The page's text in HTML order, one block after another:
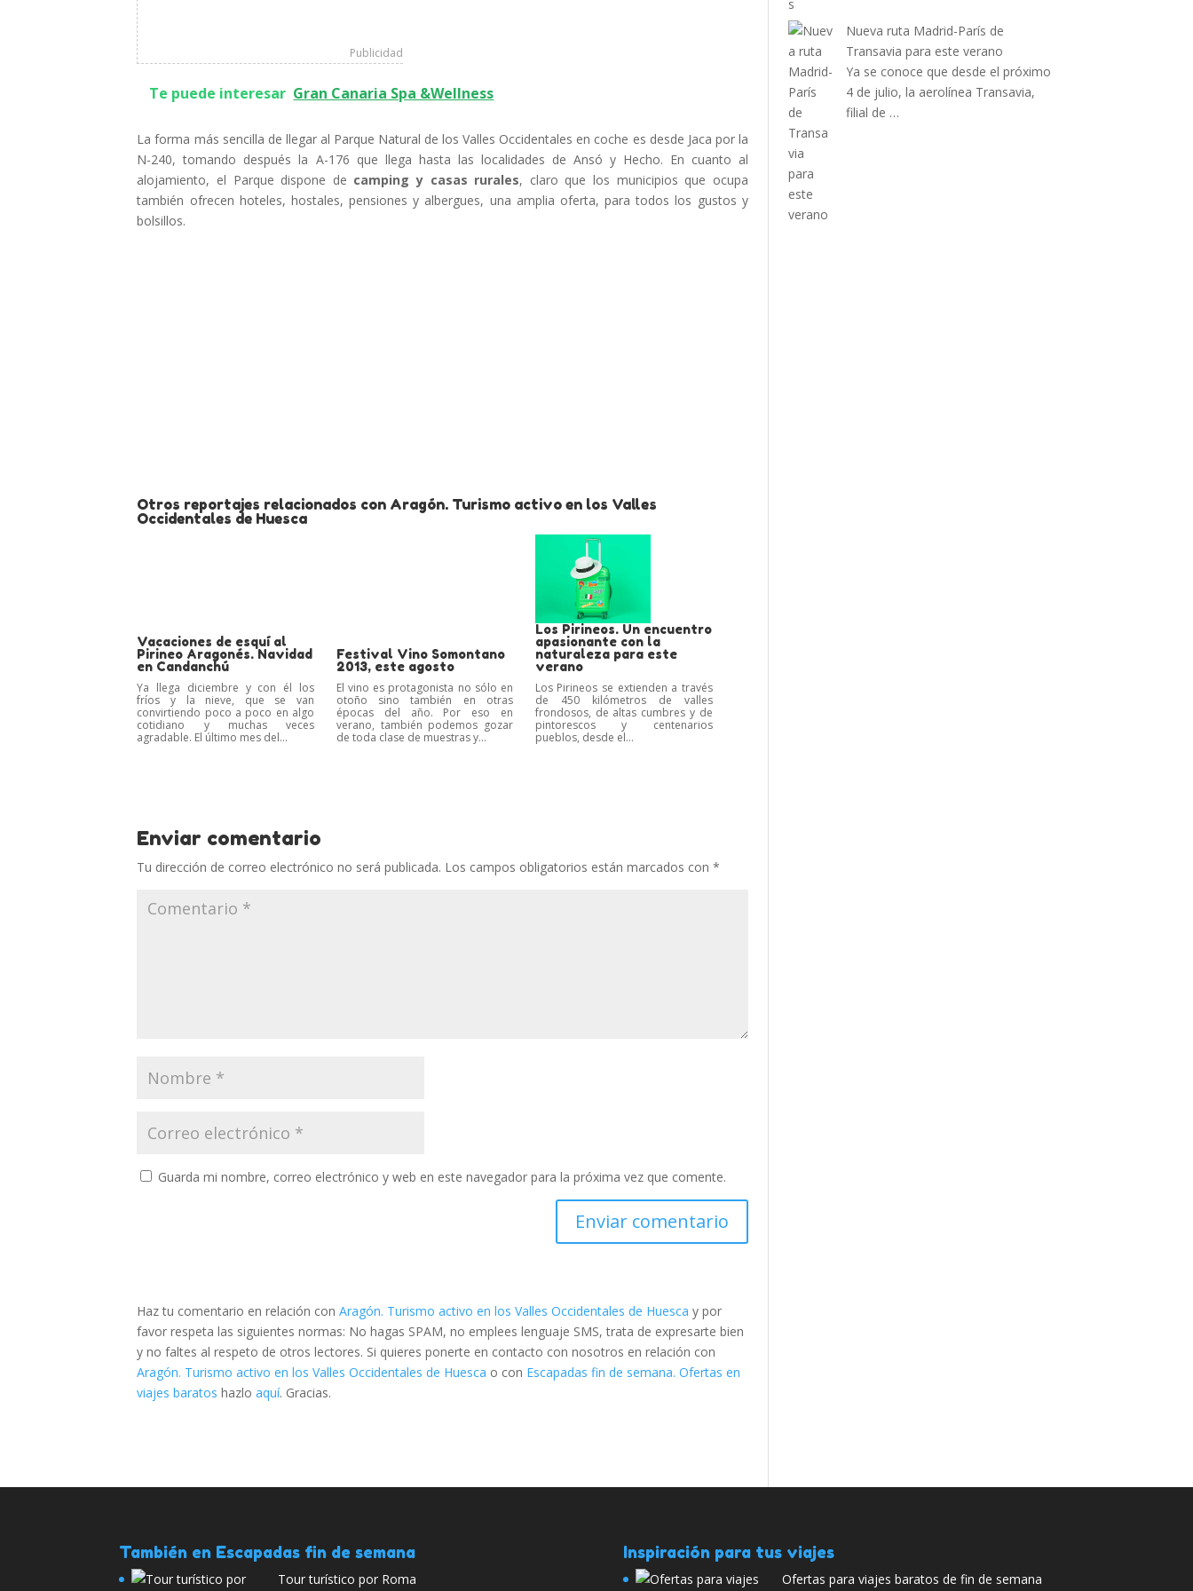
Publicidad
Te puede interesar Gran Canaria Spa &Wellness
La forma más sencilla de llegar al Parque Natural de los Valles Occidentales en coche es desde Jaca por la
N-240, tomando después la A-176 que llega hasta las localidades de Ansó y Hecho. En cuanto al
alojamiento, el Parque dispone de camping y casas rurales, claro que los municipios que ocupa
también ofrecen hoteles, hostales, pensiones y albergues, una amplia oferta, para todos los gustos y
bolsillos.
Otros reportajes relacionados con Aragón. Turismo activo en los Valles
Occidentales de Huesca
Vacaciones de esquí al
Pirineo Aragonés. Navidad
en Candanchú
Ya llega diciembre y con él los
fríos y la nieve, que se van
convirtiendo poco a poco en algo
cotidiano y muchas veces
agradable. El último mes del...
Festival Vino Somontano
2013, este agosto
El vino es protagonista no sólo en
otoño sino también en otras
épocas del año. Por eso en
verano, también podemos gozar
de toda clase de muestras y...
Los Pirineos. Un encuentro
apasionante con la
naturaleza para este
verano
Los Pirineos se extienden a través
de 450 kilómetros de valles
frondosos, de altas cumbres y de
pintorescos y centenarios
pueblos, desde el...
Enviar comentario
Tu dirección de correo electrónico no será publicada. Los campos obligatorios están marcados con*
Guarda mi nombre, correo electrónico y web en este navegador para la próxima vez que comente.
Haz tu comentario en relación conAragón. Turismo activo en los Valles Occidentales de Huesca y por
favor respeta las siguientes normas: No hagas SPAM, no emplees lenguaje SMS, trata de expresarte bien
y no faltes al respeto de otros lectores. Si quieres ponerte en contacto con nosotros en relación con
Aragón. Turismo activo en los Valles Occidentales de Huesca o con Escapadas fin de semana. Ofertas en
viajes baratos hazloaquí. Gracias.
Nueva ruta Madrid-París de
Transavia para este verano
Ya se conoce que desde el próximo
4 de julio, la aerolínea Transavia,
filial de …
También en Escapadas fin de semana
Tour turístico por Roma
Inspiración para tus viajes
Ofertas para viajes baratos de fin de semana